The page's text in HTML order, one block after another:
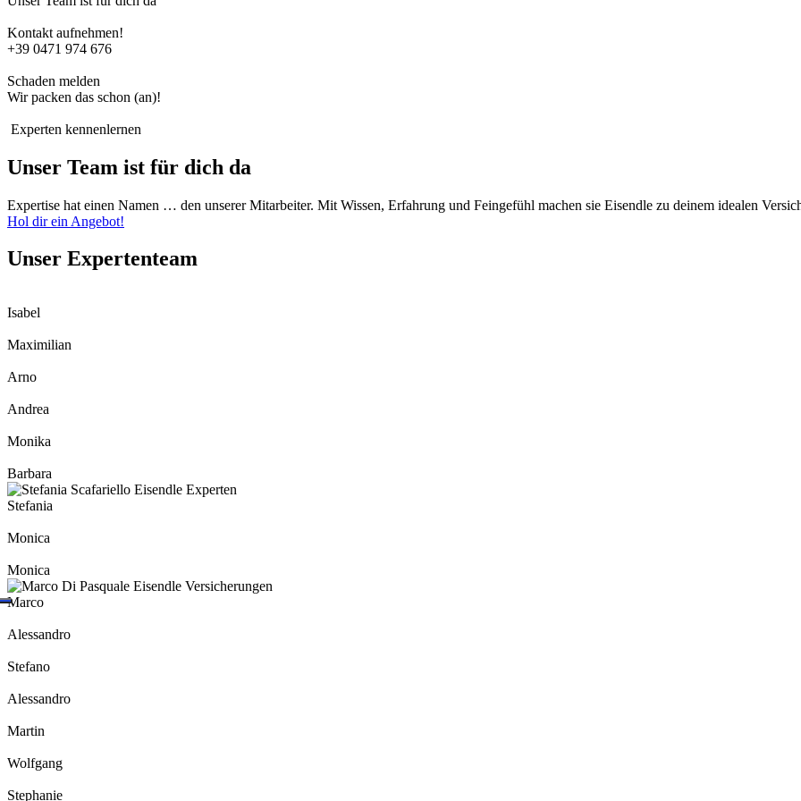
Kontakt aufnehmen!
+39 0471 974 676
Schaden melden
Wir packen das schon (an)!
Experten kennenlernen
Unser Team ist für dich da
Expertise hat einen Namen … den unserer Mitarbeiter. Mit Wissen, Erfahrung und Feingefühl machen sie Eisendle zu deinem idealen
Hol dir ein Angebot!
Unser Expertenteam
Isabel
Maximilian
Arno
Andrea
Monika
Barbara
Stefania
Monica
Monica
Marco
Alessandro
Stefano
Alessandro
Martin
Wolfgang
Stephanie